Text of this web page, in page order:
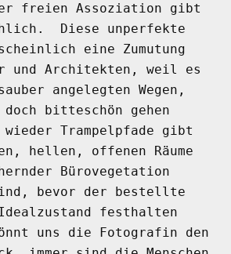
freien Assoziation gibt
Diese unperfekte
eine Zumutung
und Architekten, weil es
angelegten Wegen,
bitteschön gehen
Trampelpfade gibt
hellen, offenen Räume
Bürovegetation
bevor der bestellte
festhalten
uns die Fotografin den